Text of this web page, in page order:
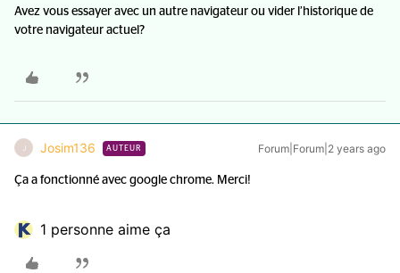
Avez vous essayer avec un autre navigateur ou vider l’historique de
votre navigateur actuel?
J Josim136 AUTEUR Forum|Forum|2 years ago
Ça a fonctionné avec google chrome. Merci!
1 personne aime ça